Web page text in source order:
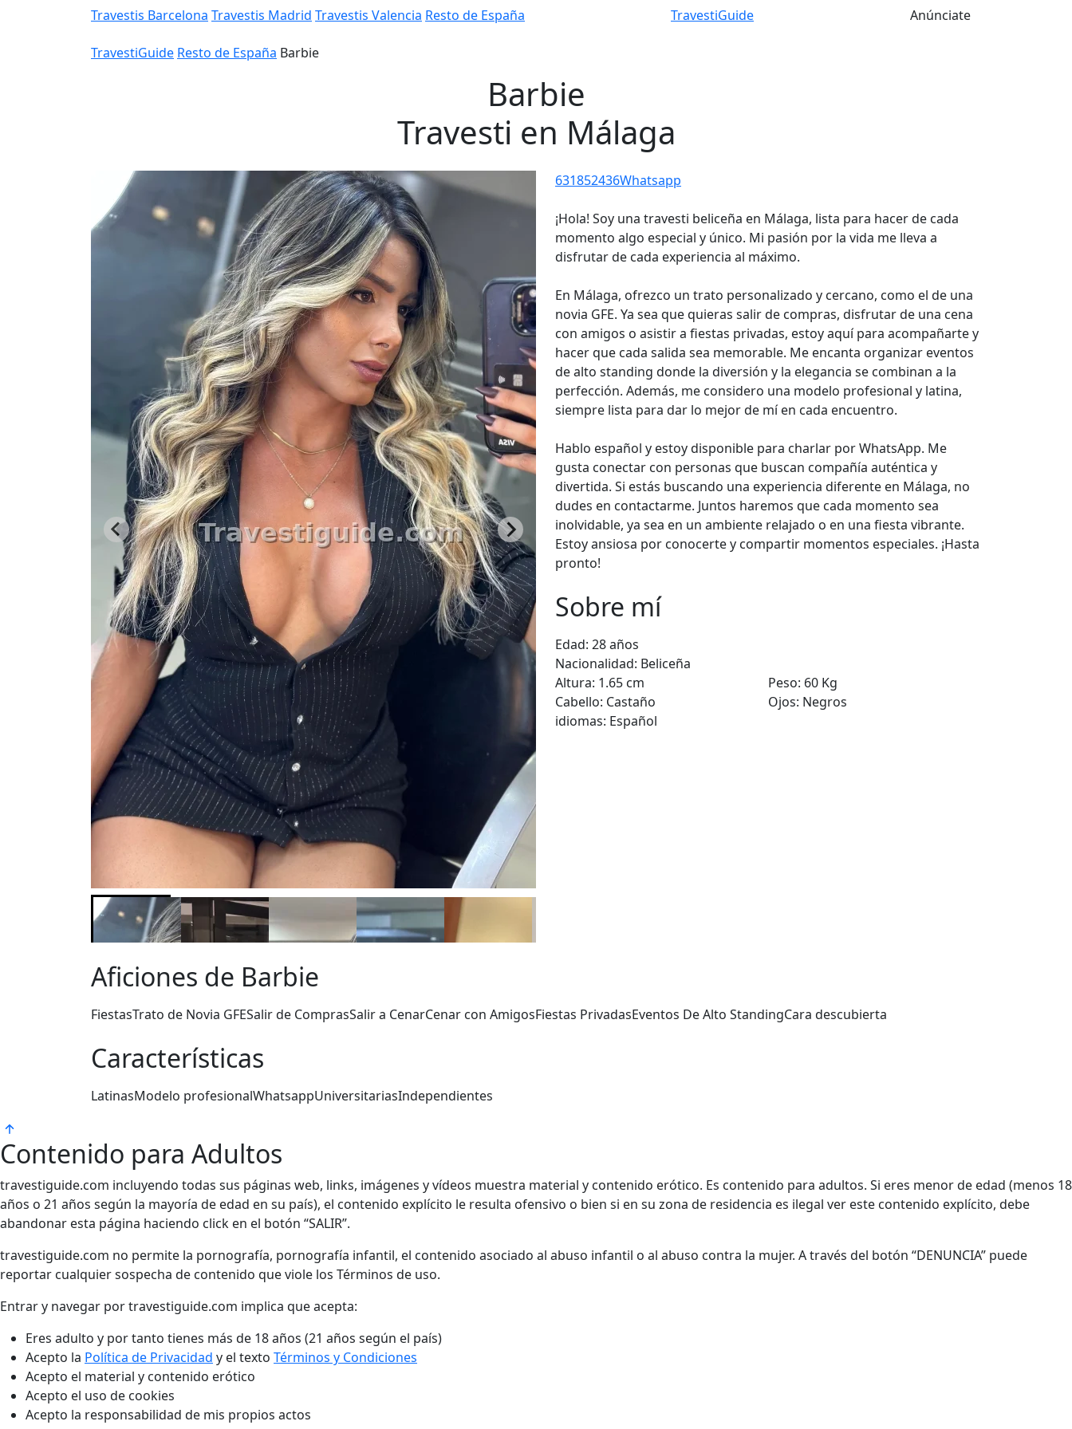
Travestis Barcelona Travestis Madrid Travestis Valencia Resto de España TravestiGuide Anúnciate
TravestiGuide Resto de España Barbie
Barbie
Travesti en Málaga
631852436Whatsapp
¡Hola! Soy una travesti beliceña en Málaga, lista para hacer de cada
momento algo especial y único. Mi pasión por la vida me lleva a
disfrutar de cada experiencia al máximo.
En Málaga, ofrezco un trato personalizado y cercano, como el de una
novia GFE. Ya sea que quieras salir de compras, disfrutar de una cena
con amigos o asistir a fiestas privadas, estoy aquí para acompañarte y
hacer que cada salida sea memorable. Me encanta organizar eventos
de alto standing donde la diversión y la elegancia se combinan a la
perfección. Además, me considero una modelo profesional y latina,
siempre lista para dar lo mejor de mí en cada encuentro.
Hablo español y estoy disponible para charlar por WhatsApp. Me
gusta conectar con personas que buscan compañía auténtica y
divertida. Si estás buscando una experiencia diferente en Málaga, no
dudes en contactarme. Juntos haremos que cada momento sea
inolvidable, ya sea en un ambiente relajado o en una fiesta vibrante.
Estoy ansiosa por conocerte y compartir momentos especiales. ¡Hasta
pronto!
Sobre mí
Edad: 28 años
Nacionalidad: Beliceña
Altura: 1.65 cm Peso: 60 Kg
Cabello: Castaño Ojos: Negros
idiomas: Español
Aficiones de Barbie
FiestasTrato de Novia GFESalir de ComprasSalir a CenarCenar con AmigosFiestas PrivadasEventos De Alto StandingCara descubierta
Características
LatinasModelo profesionalWhatsappUniversitariasIndependientes
Contenido para Adultos
travestiguide.com incluyendo todas sus páginas web, links, imágenes y vídeos muestra material y contenido erótico. Es contenido para adultos. Si eres menor de edad (menos 18
años o 21 años según la mayoría de edad en su país), el contenido explícito le resulta ofensivo o bien si en su zona de residencia es ilegal ver este contenido explícito, debe
abandonar esta página haciendo click en el botón “SALIR”.
travestiguide.com no permite la pornografía, pornografía infantil, el contenido asociado al abuso infantil o al abuso contra la mujer. A través del botón “DENUNCIA” puede
reportar cualquier sospecha de contenido que viole los Términos de uso.
Entrar y navegar por travestiguide.com implica que acepta:
Eres adulto y por tanto tienes más de 18 años (21 años según el país)
Acepto la Política de Privacidad y el texto Términos y Condiciones
Acepto el material y contenido erótico
Acepto el uso de cookies
Acepto la responsabilidad de mis propios actos